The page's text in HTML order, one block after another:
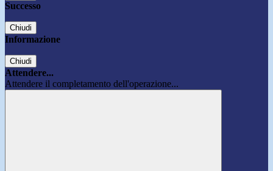
Successo
Chiudi
Informazione
Chiudi
Attendere...
Attendere il completamento dell'operazione...